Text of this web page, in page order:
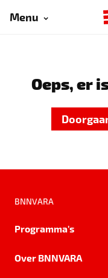
Menu
Oeps, er
BNNVARA
Programma's
Over BNNVARA